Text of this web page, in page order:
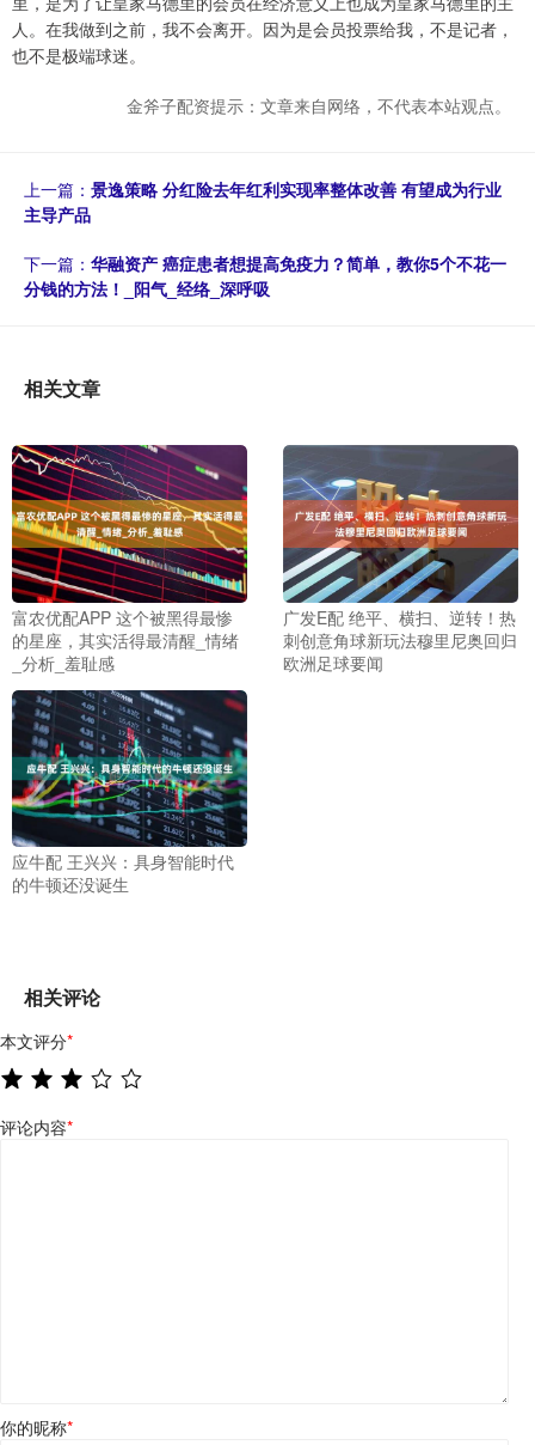
人。在我做到之前，我不会离开。因为是会员投票给我，不是记者，
也不是极端球迷。
金斧子配资提示：文章来自网络，不代表本站观点。
上一篇： 景逸策略 分红险去年红利实现率整体改善 有望成为行业
主导产品
下一篇： 华融资产 癌症患者想提高免疫力？简单，教你5个不花一
分钱的方法！_阳气_经络_深呼吸
相关文章
富农优配APP 这个被黑得最惨
的星座，其实活得最清醒_情绪
_分析_羞耻感
广发E配 绝平、横扫、逆转！热
刺创意角球新玩法穆里尼奥回归
欧洲足球要闻
应牛配 王兴兴：具身智能时代
的牛顿还没诞生
相关评论
本文评分*
评论内容*
你的昵称*